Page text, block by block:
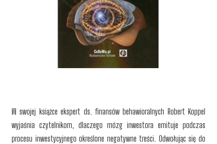
W swojej książce ekspert ds. finansów behawioralnych Robert Koppel
wyjaśnia czytelnikom, dlaczego mózg inwestora emituje podczas
procesu inwestycyjnego określone negatywne treści. Odwołując się do